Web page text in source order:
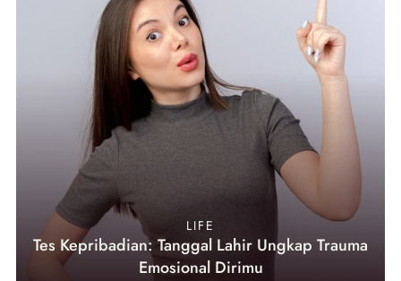
LIFE
Tes Kepribadian: Tanggal Lahir Ungkap Trauma
Emosional Dirimu